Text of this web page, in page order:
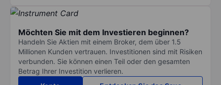
Möchten Sie mit dem Investieren beginnen?
Handeln Sie Aktien mit einem Broker, dem über 1.5
Millionen Kunden vertrauen. Investitionen sind mit Risiken
verbunden. Sie können einen Teil oder den gesamten
Betrag Ihrer Investition verlieren.